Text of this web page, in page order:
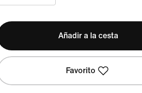
Añadir a la cesta
Favorito